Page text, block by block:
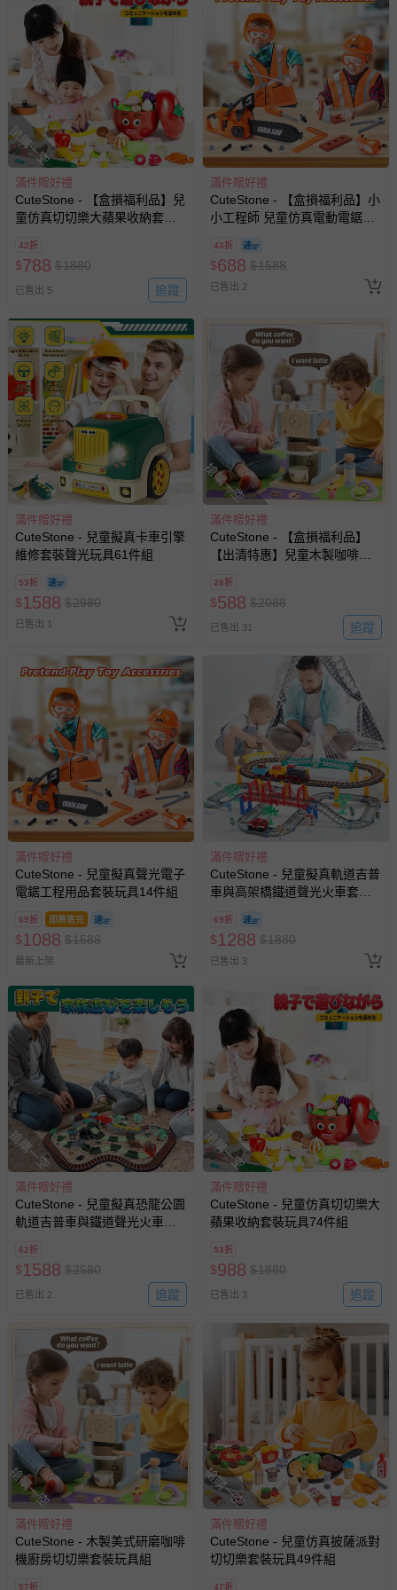
搶購一空
滿件贈好禮
CuteStone - 【盒損福利品】兒
童仿真切切樂大蘋果收納套裝
42折
$788 $1880
已售出 5 追蹤
滿件贈好禮
CuteStone - 【盒損福利品】小
小工程師 兒童仿真電動電鋸工
鏡/聲光電鋸/職人體驗/生日禮
物)
43折
$688 $1588
已售出 2
滿件贈好禮
CuteStone - 兒童擬真卡車引擎
維修套裝聲光玩具61件組
53折
$1588 $2980
已售出 1
搶購一空
滿件贈好禮
CuteStone - 【盒損福利品】
【出清特惠】兒童木製咖啡機
益智廚房玩具 附甜點下午茶配
件 (數量有限)
28折
$588 $2088
已售出 31 追蹤
滿件贈好禮
CuteStone - 兒童擬真聲光電子
電鋸工程用品套裝玩具14件組
69折 即將售完
$1088 $1588
最新上架
滿件贈好禮
CuteStone - 兒童擬真軌道吉普
車與高架橋鐵道聲光火車套裝
69折
$1288 $1880
已售出 3
搶購一空
滿件贈好禮
CuteStone - 兒童擬真恐龍公園
軌道吉普車與鐵道聲光火車套
62折
$1588 $2580
已售出 2 追蹤
搶購一空
滿件贈好禮
CuteStone - 兒童仿真切切樂大
蘋果收納套裝玩具74件組
53折
$988 $1880
已售出 3 追蹤
搶購一空
滿件贈好禮
CuteStone - 木製美式研磨咖啡
機廚房切切樂套裝玩具組
57折
搶購一空
滿件贈好禮
CuteStone - 兒童仿真披薩派對
切切樂套裝玩具49件組
47折